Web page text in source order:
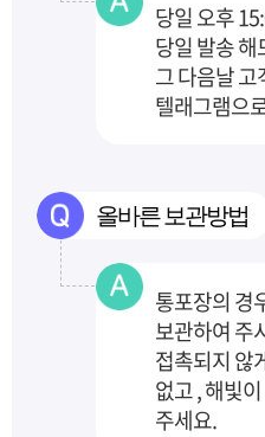
당일 오후
당일 발송
그 다음날 고
텔래그램으
올바른 보관방법
통포장의 경
보관하여 주
접촉되지 않
없고 , 해빛
주세요.